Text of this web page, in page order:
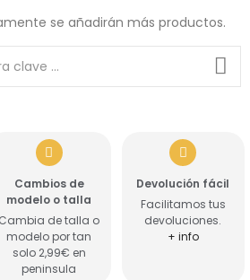
se añadirán más productos.
Cambios de
modelo o talla
Cambia de talla o
modelo por tan
solo 2,99€ en
peninsula
Devolución fácil
Facilitamos tus
devoluciones.
+ info